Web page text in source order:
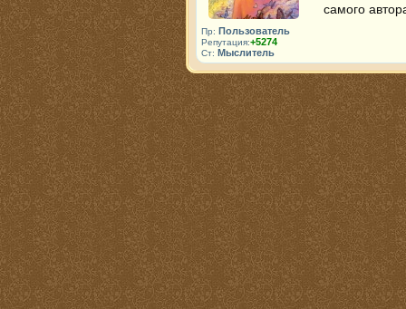
Пр: Пользователь
Репутация:+5274
Ст: Мыслитель
самого